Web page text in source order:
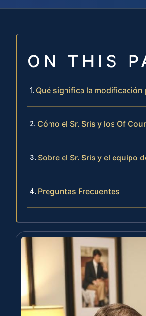
ON THIS
Qué significa la
Cómo el Sr. Sris y los Of
Sobre el Sr. Sris y el equipo
Preguntas Frecuentes